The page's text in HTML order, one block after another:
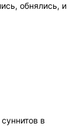
обнялись, и
в